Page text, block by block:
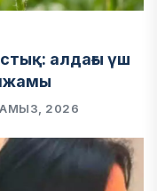
алдағы үш
2026